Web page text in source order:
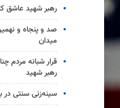
رهبر شهید عاشق
صد و پنجاه و
میدان
قرار شبانه مردم
رهبر شهید
سینه‌زنی سنتی در